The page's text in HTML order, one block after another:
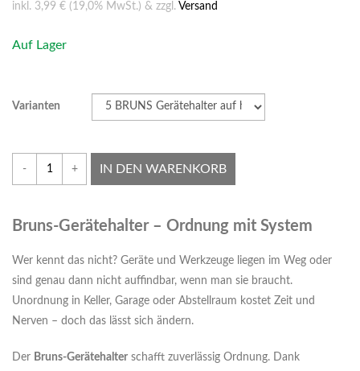
inkl. 3,99 € (19,0% MwSt.) & zzgl. Versand
Auf Lager
Varianten
- + IN DEN WARENKORB
Bruns-Gerätehalter – Ordnung mit System
Wer kennt das nicht? Geräte und Werkzeuge liegen im Weg oder
sind genau dann nicht auffindbar, wenn man sie braucht.
Unordnung in Keller, Garage oder Abstellraum kostet Zeit und
Nerven – doch das lässt sich ändern.
Der Bruns-Gerätehalter schafft zuverlässig Ordnung. Dank